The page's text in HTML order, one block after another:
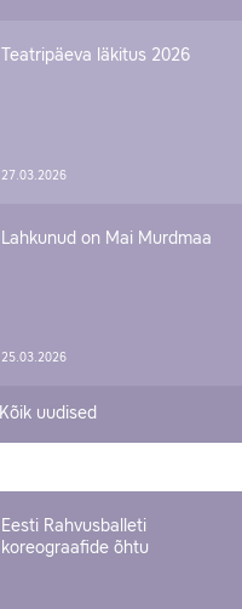
Teatripäeva läkitus 2026
27.03.2026
Lahkunud on Mai Murdmaa
25.03.2026
Kõik uudised
Eesti Rahvusballeti
koreograafide õhtu